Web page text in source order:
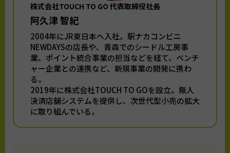
株式会社TOUCH TO GO 代表取締役社長
阿久津 智紀
2004年にJR東日本へ入社。駅ナカコンビニ
NEWDAYSの店長や、青森でのシードル工房事
業、ポイント統合事業の担当などを経て、ベンチ
ャー企業との連携など、新規事業の開発に携わ
る。
2019年に株式会社TOUCH TO GOを設立。無人
決済店舗システムを提供し、次世代型小売の拡大
に取り組んでいる。